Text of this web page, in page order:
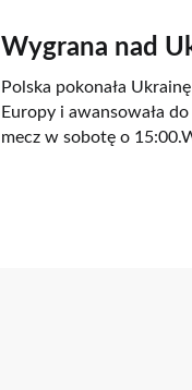
Wygrana nad
Polska pokonała
Europy i awansowała
mecz w sobotę o